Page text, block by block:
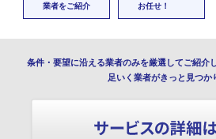
業者をご紹介
お任せ！
条件・要望に沿える業者のみを厳選してご紹介
足いく業者がきっと見つか